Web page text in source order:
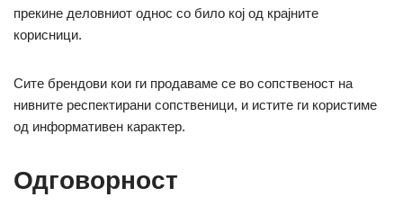
прекине деловниот однос со било кој од крајните
корисници.
Сите брендови кои ги продаваме се во сопственост на
нивните респектирани сопственици, и истите ги користиме
од информативен карактер.
Одговорност